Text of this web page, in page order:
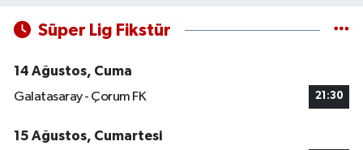
Süper Lig Fikstür
14 Ağustos, Cuma
Galatasaray - Çorum FK
21:30
15 Ağustos, Cumartesi